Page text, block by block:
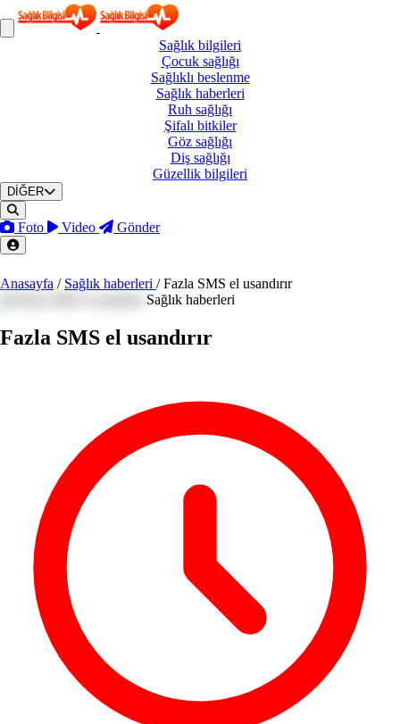
Sağlık bilgileri
Çocuk sağlığı
Sağlıklı beslenme
Sağlık haberleri
Ruh sağlığı
Şifalı bitkiler
Göz sağlığı
Diş sağlığı
Güzellik bilgileri
DİĞER
Foto Video Gönder
Anasayfa / Sağlık haberleri / Fazla SMS el usandırır
Sağlık haberleri
Fazla SMS el usandırır